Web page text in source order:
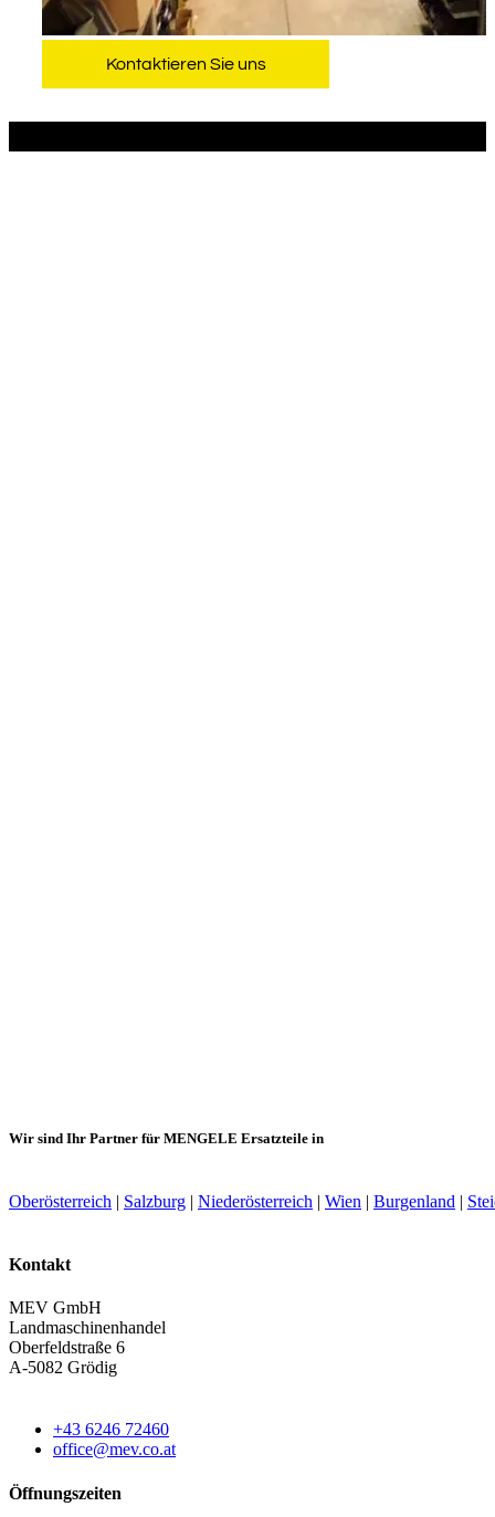
Kontaktieren Sie uns
Wir sind Ihr Partner für MENGELE Ersatzteile in
Oberösterreich | Salzburg | Niederösterreich | Wien | Burgenland |
Kontakt
MEV GmbH
Landmaschinenhandel
Oberfeldstraße 6
A-5082 Grödig
+43 6246 72460
office@mev.co.at
Öffnungszeiten